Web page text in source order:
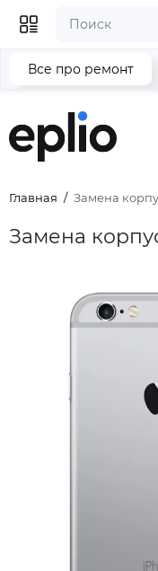
Главная Замена
Замена
Все про ремонт